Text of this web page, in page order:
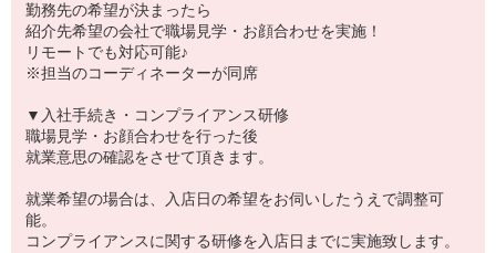
勤務先の希望が決まったら
紹介先希望の会社で職場見学・お顔合わせを実施！
リモートでも対応可能♪
※担当のコーディネーターが同席
▼入社手続き・コンプライアンス研修
職場見学・お顔合わせを行った後
就業意思の確認をさせて頂きます。
就業希望の場合は、入店日の希望をお伺いしたうえで調整可
能。
コンプライアンスに関する研修を入店日までに実施致します。